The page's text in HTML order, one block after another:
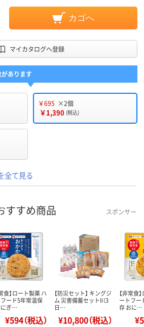
カゴへ
マイカタログへ登録
あります
￥695 ×2個
￥1,390 (税込)
全て見る
すすめ商品 スポンサー
食】ロート製薬 ハ
ード5年常温保
ぎ…
¥594（税込）
【防災セット】 キングジ
ム 災害備蓄セットII（3
日…
¥10,800（税込）
【非常食
ートフー
存 おに…